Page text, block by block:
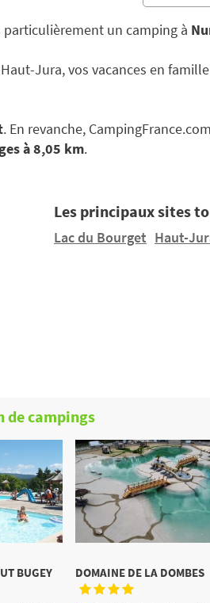
un camping à
Jura, vos vacances en
. En revanche,
à 8,05 km.
Les principaux sites
Lac du Bourget Haut-
de campings
BUGEY DOMAINE DE LA DOMBES